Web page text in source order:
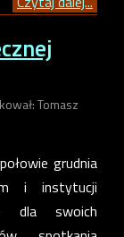
Tomasz
grudnia
i instytucji
dla swoich